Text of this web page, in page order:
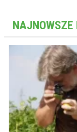
NAJNOWSZE